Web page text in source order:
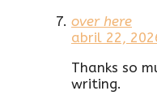
over here
abril 22,
Thanks so
writing.